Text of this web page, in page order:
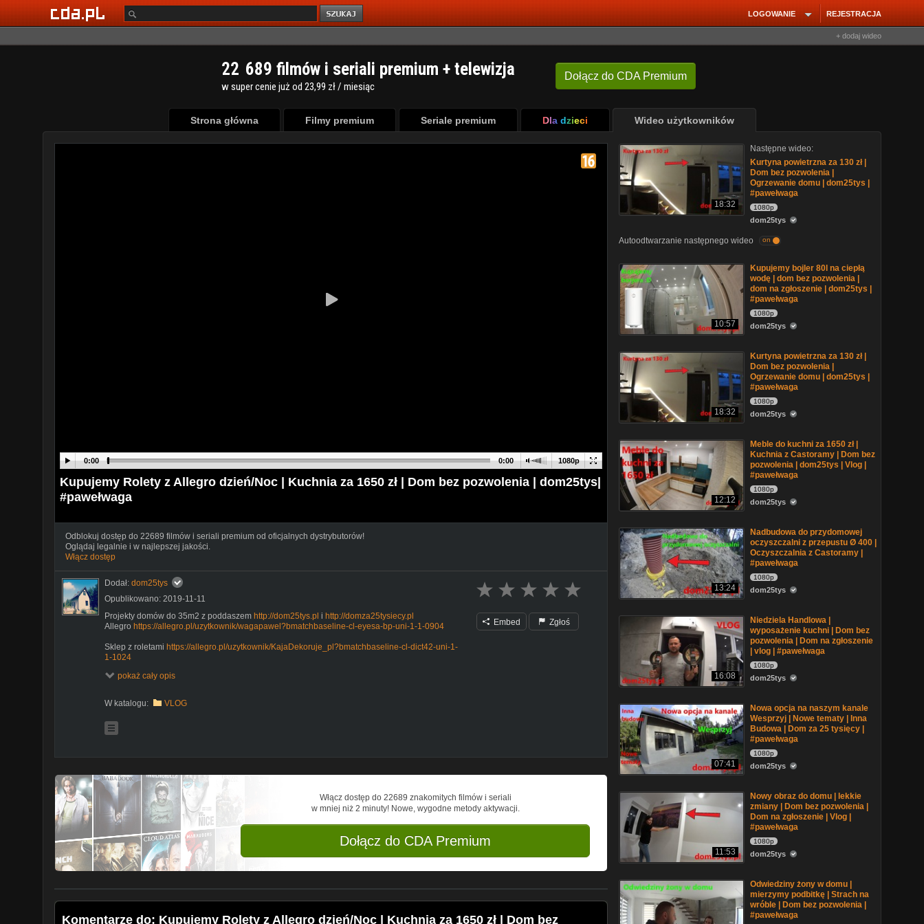
REJESTRACJA
LOGOWANIE
+ dodaj wideo
Dołącz do CDA Premium
22 689 filmów i seriali premium + telewizja
w super cenie już od 23,99 zł / miesiąc
Strona główna Filmy premium Seriale premium Dla dzieci Wideo użytkowników
1080p
0:00 0:00
Kupujemy Rolety z Allegro dzień/Noc | Kuchnia za 1650 zł | Dom bez pozwolenia | dom25tys|
#pawełwaga
Odblokuj dostęp do 22689 filmów i seriali premium od oficjalnych dystrybutorów!
Oglądaj legalnie i w najlepszej jakości.
Włącz dostęp
Dodał: dom25tys
Opublikowano: 2019-11-11
Projekty domów do 35m2 z poddaszem http://dom25tys.pl i http://domza25tysiecy.pl
Allegro https://allegro.pl/uzytkownik/wagapawel?bmatchbaseline-cl-eyesa-bp-uni-1-1-0904
Sklep z roletami https://allegro.pl/uzytkownik/KajaDekoruje_pl?bmatchbaseline-cl-dict42-uni-1-
1-1024
Współpraca 21881tsz@gmail.com
https://www.facebook.com/groups/410924059698089/?refbookmarks
Facebook
https://www.facebook.com/Dom-70m2-ok-25-tys-338761030099687/?modaladmin_todo_tour
Dom bez pozwolenia do 35m2 / wymiana doświadczeń
https://www.instagram.com/patrycjawaga/
Moje filmy to nie poradnik a jedynie pokazuje moją prace podczas budowy domu bez
pozwolenia na budowę. Nie udzielam porad ani nie namawiam nikogo żeby mnie naśladował.
Jeżeli czegoś nie umiesz doradź się fachowca
Muzyka
Music fromhttps://filmmusic.io
Ice Flow by Kevin MacLeod (
License: CC BY (http://creativecommons.org/licenses/by/4.0/)
pokaż cały opis
W katalogu: VLOG
Embed Zgłoś
Włącz dostęp do 22689 znakomitych filmów i seriali
w mniej niż 2 minuty! Nowe, wygodne metody aktywacji.
Dołącz do CDA Premium
Komentarze do: Kupujemy Rolety z Allegro dzień/Noc | Kuchnia za 1650 zł | Dom bez
18:32
Następne wideo:
Kurtyna powietrzna za 130 zł |
Dom bez pozwolenia |
Ogrzewanie domu | dom25tys |
#pawełwaga
1080p
dom25tys
Autoodtwarzanie następnego wideo on
10:57
Kupujemy bojler 80l na ciepłą
wodę | dom bez pozwolenia |
dom na zgłoszenie | dom25tys |
#pawełwaga
1080p
dom25tys
18:32
Kurtyna powietrzna za 130 zł |
Dom bez pozwolenia |
Ogrzewanie domu | dom25tys |
#pawełwaga
1080p
dom25tys
12:12
Meble do kuchni za 1650 zł |
Kuchnia z Castoramy | Dom bez
pozwolenia | dom25tys | Vlog |
#pawełwaga
1080p
dom25tys
13:24
Nadbudowa do przydomowej
oczyszczalni z przepustu Ø 400 |
Oczyszczalnia z Castoramy |
#pawełwaga
1080p
dom25tys
16:08
Niedziela Handlowa |
wyposażenie kuchni | Dom bez
pozwolenia | Dom na zgłoszenie
| vlog | #pawełwaga
1080p
dom25tys
07:41
Nowa opcja na naszym kanale
Wesprzyj | Nowe tematy | Inna
Budowa | Dom za 25 tysięcy |
#pawełwaga
1080p
dom25tys
11:53
Nowy obraz do domu | lekkie
zmiany | Dom bez pozwolenia |
Dom na zgłoszenie | Vlog |
#pawełwaga
1080p
dom25tys
Odwiedziny żony w domu |
mierzymy podbitkę | Strach na
wróble | Dom bez pozwolenia |
#pawełwaga